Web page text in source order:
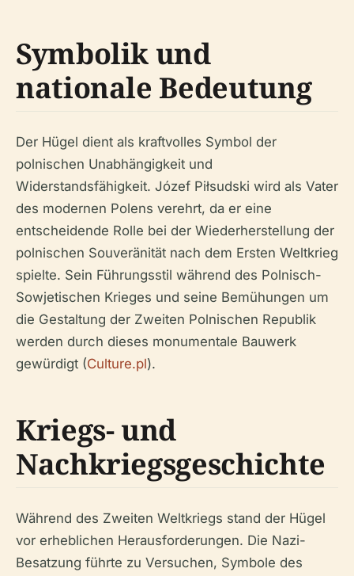
Symbolik und
nationale Bedeutung
Der Hügel dient als kraftvolles Symbol der
polnischen Unabhängigkeit und
Widerstandsfähigkeit. Józef Piłsudski wird als Vater
des modernen Polens verehrt, da er eine
entscheidende Rolle bei der Wiederherstellung der
polnischen Souveränität nach dem Ersten Weltkrieg
spielte. Sein Führungsstil während des Polnisch-
Sowjetischen Krieges und seine Bemühungen um
die Gestaltung der Zweiten Polnischen Republik
werden durch dieses monumentale Bauwerk
gewürdigt (Culture.pl).
Kriegs- und
Nachkriegsgeschichte
Während des Zweiten Weltkriegs stand der Hügel
vor erheblichen Herausforderungen. Die Nazi-
Besatzung führte zu Versuchen, Symbole des